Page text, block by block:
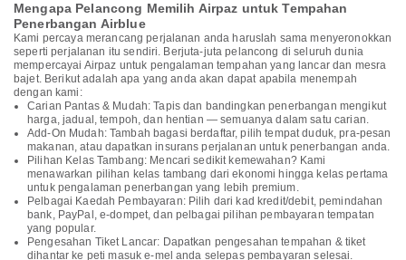
Mengapa Pelancong Memilih Airpaz untuk Tempahan
Penerbangan Airblue
Kami percaya merancang perjalanan anda haruslah sama menyeronokkan
seperti perjalanan itu sendiri. Berjuta-juta pelancong di seluruh dunia
mempercayai Airpaz untuk pengalaman tempahan yang lancar dan mesra
bajet. Berikut adalah apa yang anda akan dapat apabila menempah
dengan kami:
Carian Pantas & Mudah: Tapis dan bandingkan penerbangan mengikut
harga, jadual, tempoh, dan hentian — semuanya dalam satu carian.
Add-On Mudah: Tambah bagasi berdaftar, pilih tempat duduk, pra-pesan
makanan, atau dapatkan insurans perjalanan untuk penerbangan anda.
Pilihan Kelas Tambang: Mencari sedikit kemewahan? Kami
menawarkan pilihan kelas tambang dari ekonomi hingga kelas pertama
untuk pengalaman penerbangan yang lebih premium.
Pelbagai Kaedah Pembayaran: Pilih dari kad kredit/debit, pemindahan
bank, PayPal, e-dompet, dan pelbagai pilihan pembayaran tempatan
yang popular.
Pengesahan Tiket Lancar: Dapatkan pengesahan tempahan & tiket
dihantar ke peti masuk e-mel anda selepas pembayaran selesai.